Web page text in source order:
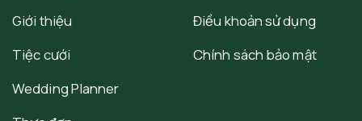
Giới thiệu
Tiệc cưới
Wedding Planner
Điều khoản sử dụng
Chính sách bảo mật